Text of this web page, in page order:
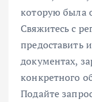
которую была
Свяжитесь с
документах,
конкретного
Подайте